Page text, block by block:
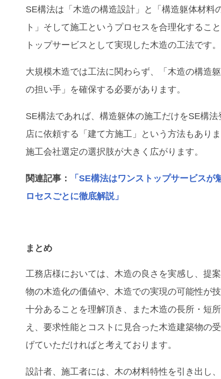
SE構法は「木造の構造設計」と「構造躯体材料
ト」そして施工というプロセスを合理化するこ
トップサービスとして実現した木造の工法です。
大規模木造では工法に関わらず、「木造の構造
の担い手」を確保する必要があります。
SE構法であれば、構造躯体の施工だけをSE構法
店に依頼する「建て方施工」という方法もあり
施工会社選定の選択肢が大きく広がります。
関連記事：
「SE構法はワンストップサービスが
ロセスごとに徹底解説」
まとめ
工務店様においては、木造の良さを実感し、提
物の木造化の価値や、木造での実現の可能性が
十分あることを理解頂き、また木造の長所・短
え、要求性能とコストに見合った木造建築物の
げていただければと考えております。
設計者、施工者には、木の材料特性を引き出し